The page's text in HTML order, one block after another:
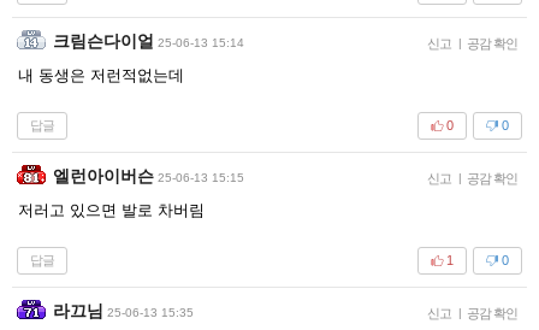
크림슨다이얼 25-06-13 15:14 신고 | 공감 확인
내 동생은 저런적없는데
답글 0
0
엘런아이버슨 25-06-13 15:15 신고 | 공감 확인
저러고 있으면 발로 차버림
답글 0
1
라끄님 25-06-13 15:35 신고 | 공감 확인